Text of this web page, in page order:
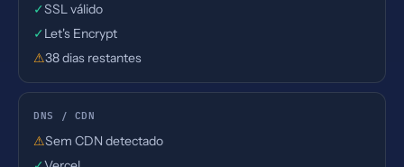
✓SSL válido
✓ Let's Encrypt
⚠38 dias restantes
DNS / CDN
⚠Sem CDN detectado